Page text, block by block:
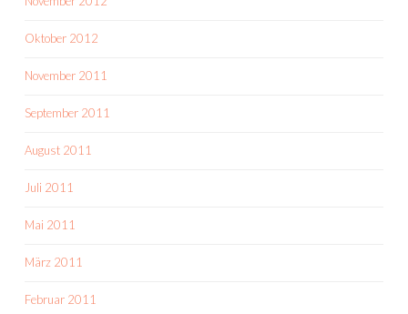
Oktober 2012
November 2011
September 2011
August 2011
Juli 2011
Mai 2011
März 2011
Februar 2011